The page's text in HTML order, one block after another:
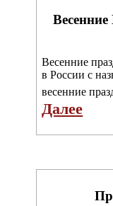
Весенние
в России с
весенние
Далее